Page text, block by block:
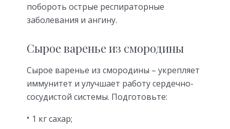
побороть острые респираторные
заболевания и ангину.
Сырое варенье из смородины
Сырое варенье из смородины – укрепляет
иммунитет и улучшает работу сердечно-
сосудистой системы. Подготовьте:
1 кг сахар;